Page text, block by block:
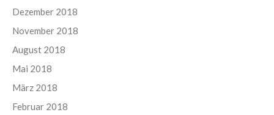
Dezember 2018
November 2018
August 2018
Mai 2018
März 2018
Februar 2018